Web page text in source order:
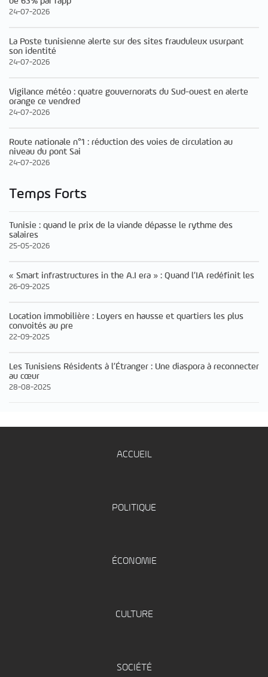
24-07-2026
La Poste tunisienne alerte sur des sites frauduleux usurpant
son identité
24-07-2026
Vigilance météo : quatre gouvernorats du Sud-ouest en alerte
orange ce vendred
24-07-2026
Route nationale n°1 : réduction des voies de circulation au
niveau du pont Sai
24-07-2026
Temps Forts
Tunisie : quand le prix de la viande dépasse le rythme des
salaires
25-05-2026
« Smart infrastructures in the A.I era » : Quand l’IA redéfinit les
26-09-2025
Location immobilière : Loyers en hausse et quartiers les plus
convoités au pre
22-09-2025
Les Tunisiens Résidents à l’Étranger : Une diaspora à reconnecter
au cœur
28-08-2025
ACCUEIL
POLITIQUE
ÉCONOMIE
CULTURE
SOCIÉTÉ